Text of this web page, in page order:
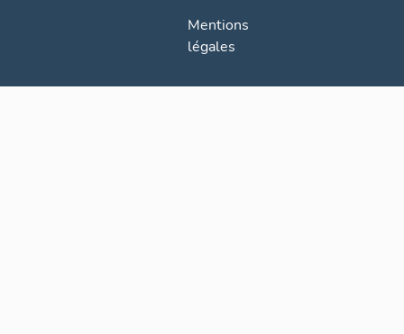
Mentions
légales